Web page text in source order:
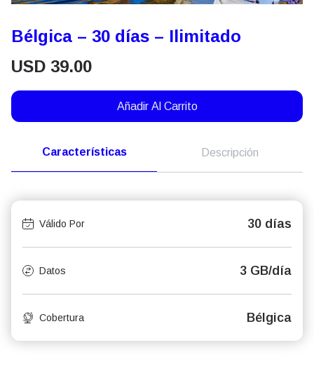
Bélgica – 30 días – Ilimitado
USD 39.00
Añadir Al Carrito
Características Descripción
Válido Por 30 días
Datos 3 GB/día
Cobertura Bélgica